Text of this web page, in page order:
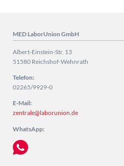
MED LaborUnion GmbH
Albert-Einstein-Str. 13
51580 Reichshof-Wehnrath
Telefon:
02265/9929-0
E-Mail:
zentrale@laborunion.de
WhatsApp: